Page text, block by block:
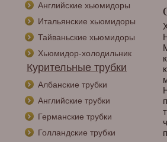
Английские хьюмидоры
Итальянские хьюмидоры
Тайваньские хьюмидоры
Хьюмидор-холодильник
Курительные трубки
Албанские трубки
Английские трубки
Германские трубки
Голландские трубки